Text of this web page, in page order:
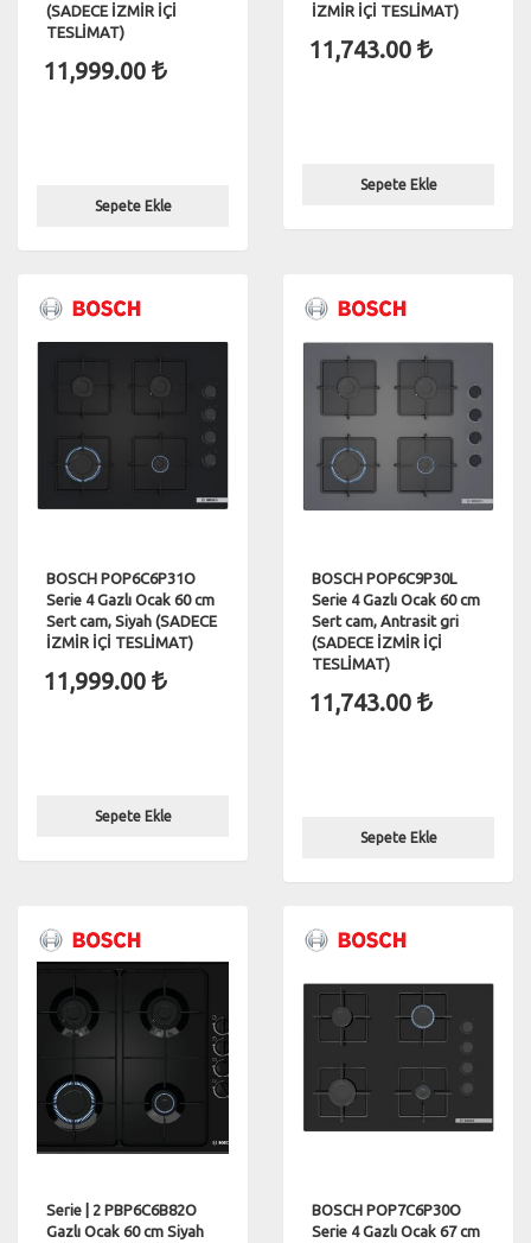
(SADECE İZMİR İÇİ
TESLİMAT)
11,999.00
Sepete Ekle
İZMİR İÇİ TESLİMAT)
11,743.00
Sepete Ekle
BOSCH POP6C6P31O
Serie 4 Gazlı Ocak 60 cm
Sert cam, Siyah (SADECE
İZMİR İÇİ TESLİMAT)
11,999.00
Sepete Ekle
BOSCH POP6C9P30L
Serie 4 Gazlı Ocak 60 cm
Sert cam, Antrasit gri
(SADECE İZMİR İÇİ
TESLİMAT)
11,743.00
Sepete Ekle
Serie | 2 PBP6C6B82O
Gazlı Ocak 60 cm Siyah
BOSCH POP7C6P30O
Serie 4 Gazlı Ocak 67 cm